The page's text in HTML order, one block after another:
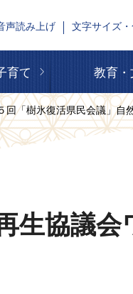
声読み上げ 文字サイズ
育て 教育・
回「樹氷復活県民会議」自
生協議